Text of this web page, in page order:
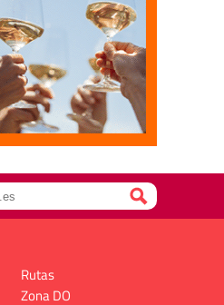
Rutas
Zona DO